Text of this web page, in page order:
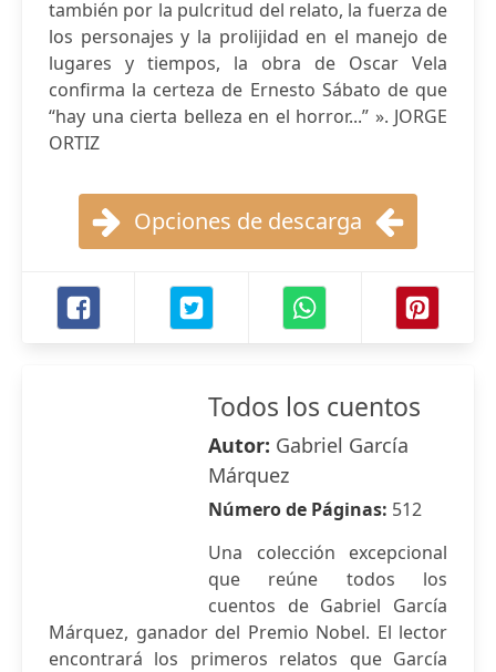
también por la pulcritud del relato, la fuerza de
los personajes y la prolijidad en el manejo de
lugares y tiempos, la obra de Oscar Vela
confirma la certeza de Ernesto Sábato de que
“hay una cierta belleza en el horror...” ». JORGE
ORTIZ
Opciones de descarga
Todos los cuentos
Autor: Gabriel García
Márquez
Número de Páginas: 512
Una colección excepcional
que reúne todos los
cuentos de Gabriel García
Márquez, ganador del Premio Nobel. El lector
encontrará los primeros relatos que García